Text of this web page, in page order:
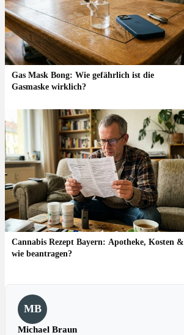
Gas Mask Bong: Wie gefährlich ist die
Gasmaske wirklich?
Cannabis Rezept Bayern: Apotheke, Kosten &
wie beantragen?
MB
Michael Braun